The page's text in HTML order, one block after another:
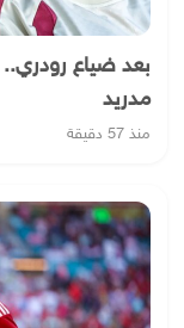
بعد ضياع رودري..
مدريد
منذ 57 دقيقة